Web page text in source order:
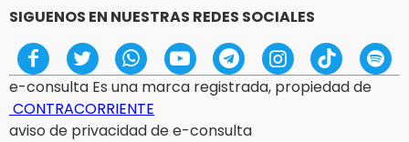
SIGUENOS EN NUESTRAS REDES SOCIALES
e-consulta Es una marca registrada, propiedad de
CONTRACORRIENTE
aviso de privacidad de e-consulta